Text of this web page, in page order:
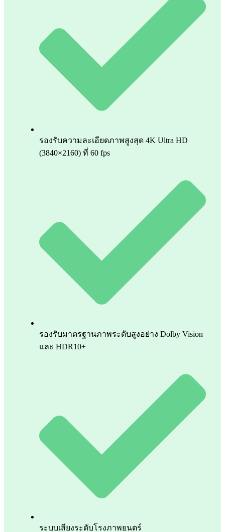
รองรับความละเอียดภาพสูงสุด 4K Ultra HD
(3840×2160) ที่ 60 fps
รองรับมาตรฐานภาพระดับสูงอย่าง Dolby Vision
และ HDR10+
ระบบเสียงระดับโรงภาพยนตร์